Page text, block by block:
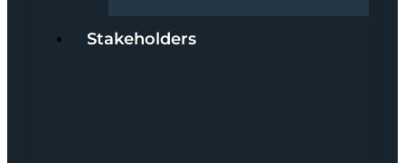
Stakeholders